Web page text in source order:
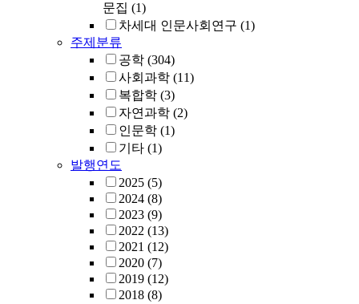
문집 (1)
차세대 인문사회연구 (1)
주제분류
공학 (304)
사회과학 (11)
복합학 (3)
자연과학 (2)
인문학 (1)
기타 (1)
발행연도
2025 (5)
2024 (8)
2023 (9)
2022 (13)
2021 (12)
2020 (7)
2019 (12)
2018 (8)